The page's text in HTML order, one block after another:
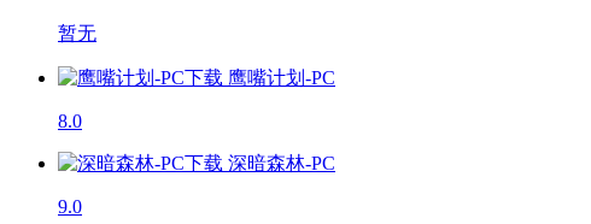
暂无
鹰嘴计划-PC
8.0
深暗森林-PC
9.0